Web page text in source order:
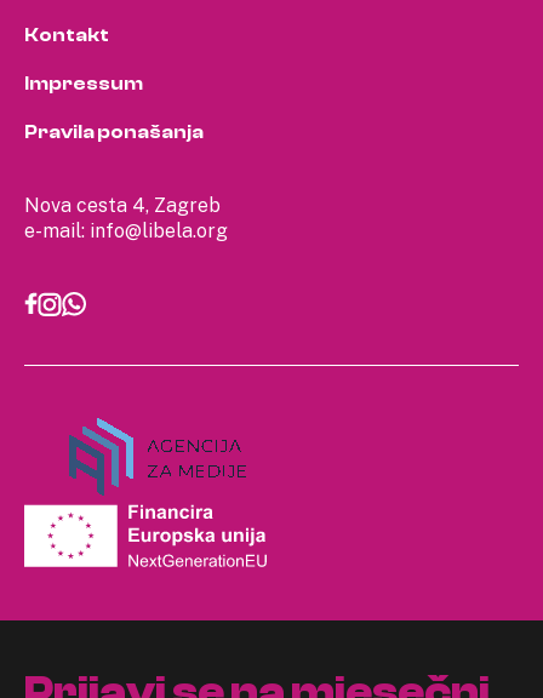
Nova cesta 4, Zagreb
e-mail: info@libela.org
Kontakt
Impressum
Pravila ponašanja